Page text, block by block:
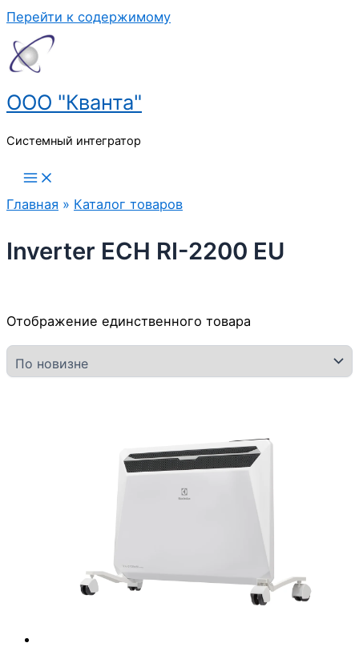
Перейти к содержимому
ООО "Кванта"
Системный интегратор
Главная » Каталог товаров
Inverter ECH RI-2200 EU
Отображение единственного товара